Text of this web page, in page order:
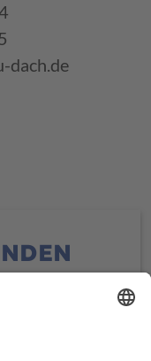
dach.de